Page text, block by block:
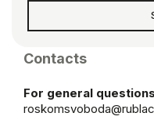
Contacts
For general questions